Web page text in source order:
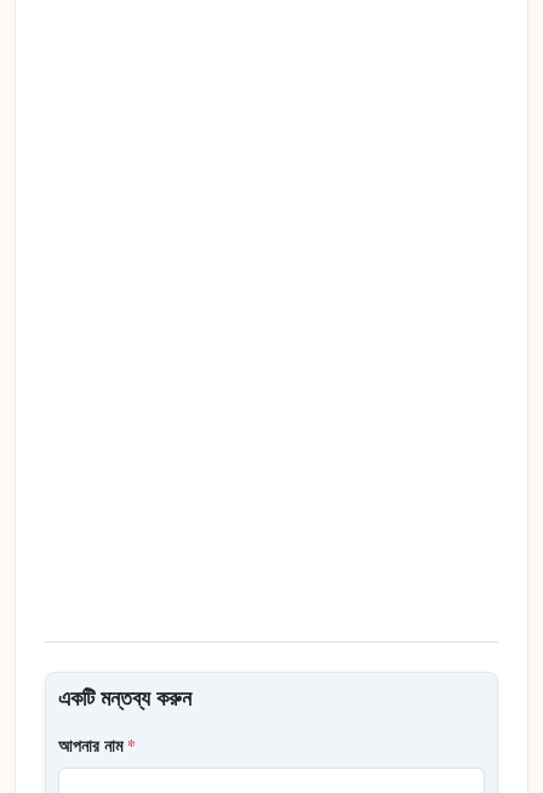
একটি মন্তব্য করুন
আপনার নাম*